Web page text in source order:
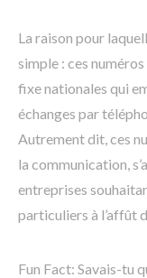
La raison pour
simple : ces
fixe nationales qui
échanges par
Autrement dit, ces
la communication,
entreprises
particuliers à l’affût
Fun Fact: Savais-tu